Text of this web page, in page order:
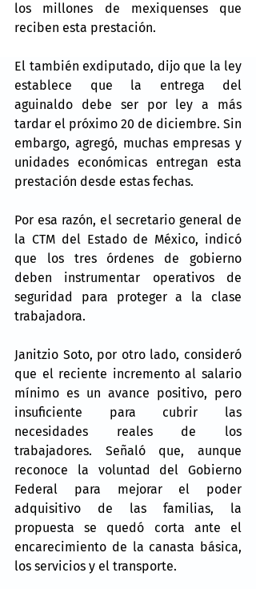
los millones de mexiquenses que
reciben esta prestación.
El también exdiputado, dijo que la ley
establece que la entrega del
aguinaldo debe ser por ley a más
tardar el próximo 20 de diciembre. Sin
embargo, agregó, muchas empresas y
unidades económicas entregan esta
prestación desde estas fechas.
Por esa razón, el secretario general de
la CTM del Estado de México, indicó
que los tres órdenes de gobierno
deben instrumentar operativos de
seguridad para proteger a la clase
trabajadora.
Janitzio Soto, por otro lado, consideró
que el reciente incremento al salario
mínimo es un avance positivo, pero
insuficiente para cubrir las
necesidades reales de los
trabajadores. Señaló que, aunque
reconoce la voluntad del Gobierno
Federal para mejorar el poder
adquisitivo de las familias, la
propuesta se quedó corta ante el
encarecimiento de la canasta básica,
los servicios y el transporte.